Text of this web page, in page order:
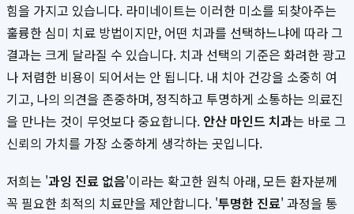
힘을 가지고 있습니다. 라미네이트는 이러한 미소를 되찾아주는
훌륭한 심미 치료 방법이지만, 어떤 치과를 선택하느냐에 따라 그
결과는 크게 달라질 수 있습니다. 치과 선택의 기준은 화려한 광고
나 저렴한 비용이 되어서는 안 됩니다. 내 치아 건강을 소중히 여
기고, 나의 의견을 존중하며, 정직하고 투명하게 소통하는 의료진
을 만나는 것이 무엇보다 중요합니다. 안산 마인드 치과는 바로 그
신뢰의 가치를 가장 소중하게 생각하는 곳입니다.
저희는 '과잉 진료 없음'이라는 확고한 원칙 아래, 모든 환자분께
꼭 필요한 최적의 치료만을 제안합니다. '투명한 진료' 과정을 통